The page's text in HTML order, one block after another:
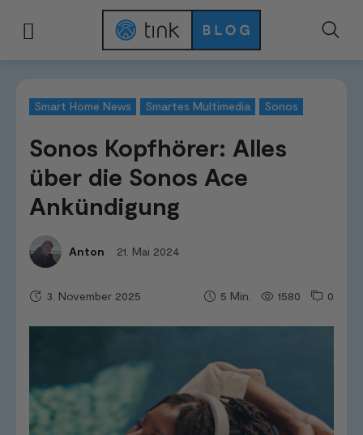
Smart Home News Smartes Multimedia Sonos
Sonos Kopfhörer: Alles
über die Sonos Ace
Ankündigung
Anton 21. Mai 2024
0
1580
5 Min.
3. November 2025